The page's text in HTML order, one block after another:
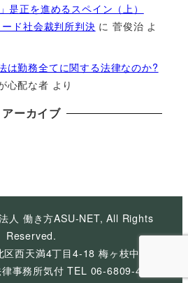
是正を進めるスペイン（上）
ド社会裁判所判決 に菅俊治 よ
は勤務全てに関する法律なのか?
心配な者 より
アーカイブ
人 働き方ASU-NET, All Rights
Reserved.
西天満4丁目4-18 梅ヶ枝中央ビ
事務所気付 TEL 06-6809-4926